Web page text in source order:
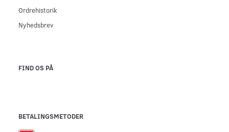
Ordrehistorik
Nyhedsbrev
FIND OS PÅ
BETALINGSMETODER